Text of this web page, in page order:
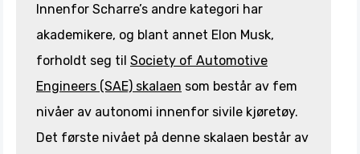
Innenfor Scharre’s andre kategori har
akademikere, og blant annet Elon Musk,
forholdt seg til Society of Automotive
Engineers (SAE) skalaen som består av fem
nivåer av autonomi innenfor sivile kjøretøy.
Det første nivået på denne skalaen består av